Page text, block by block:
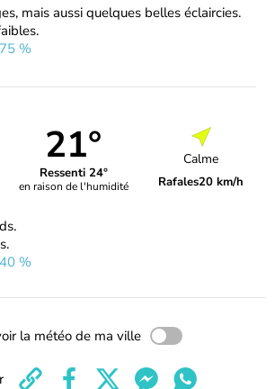
mais aussi quelques belles éclaircies.
75 %
21°
Ressenti 24°
en raison de l'humidité
Calme
Rafales20 km/h
40 %
la météo de ma ville